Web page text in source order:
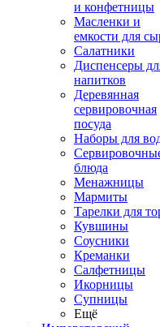
и конфетницы
Масленки и
емкости для
Салатники
Диспенсеры
напитков
Деревянная
сервировочная
посуда
Наборы для
блюда
Менажницы
Мармиты
Тарелки для
Кувшины
Соусники
Креманки
Салфетницы
Икорницы
Супницы
Ещё